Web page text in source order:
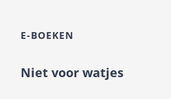
E-BOEKEN
Niet voor watjes